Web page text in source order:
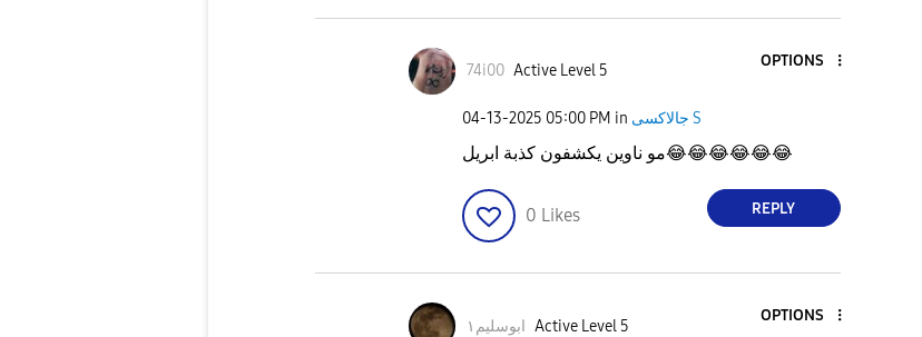
74i00 Active Level 5
OPTIONS
‎04-13-2025 05:00 PM in جالاكسى S
مو ناوين يكشفون كذبة ابريل😂😂😂😂😂😂
0 Likes REPLY
ابوسليم١ Active Level 5
OPTIONS